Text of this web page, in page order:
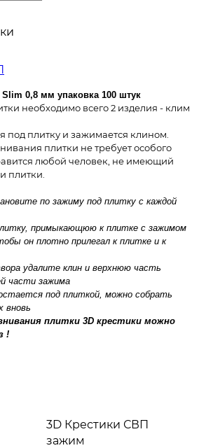
0,8 мм упаковка 100 штук
необходимо всего 2 изделия - клим
под плитку и зажимается клином.
плитки не требует особого
любой человек, не имеющий
плитки.
по зажиму под плитку с каждой
примыкающюю к плитке с зажимом
он плотно прилегал к плитке и к
удалите клин и верхнюю часть
части зажима
под плиткой, можно собрать
вновь
плитки 3D крестики можно
!
3D Крестики СВП
зажим